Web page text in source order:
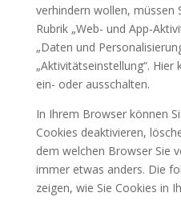
verhindern wollen, müssen
Rubrik „Web- und App-
„Daten und
„Aktivitätseinstellung“.
ein- oder ausschalten.
In Ihrem Browser können
Cookies deaktivieren,
dem welchen Browser Sie
immer etwas anders. Die
zeigen, wie Sie Cookies in